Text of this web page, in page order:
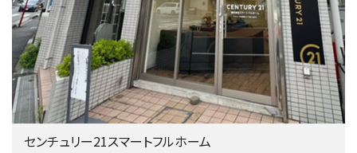
3,680万円
4ＳＬＤＫ
海老名駅
バ15分・歩1分
リビングダイニング部分の床暖房完備 車並列2台駐…
第5位
3,598万円
センチュリー21スマートフルホーム